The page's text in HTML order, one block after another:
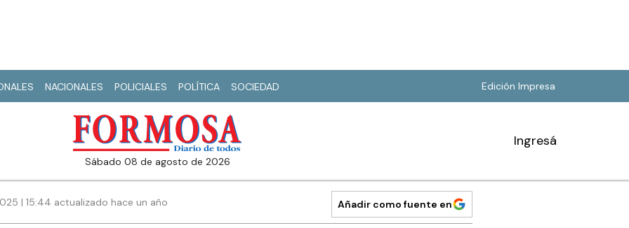
NACIONALES POLICIALES POLÍTICA SOCIEDAD Edición Impresa
sábado 08 de agosto de 2026
Ingresá
| 15:44 actualizado hace un año Añadir como fuente en